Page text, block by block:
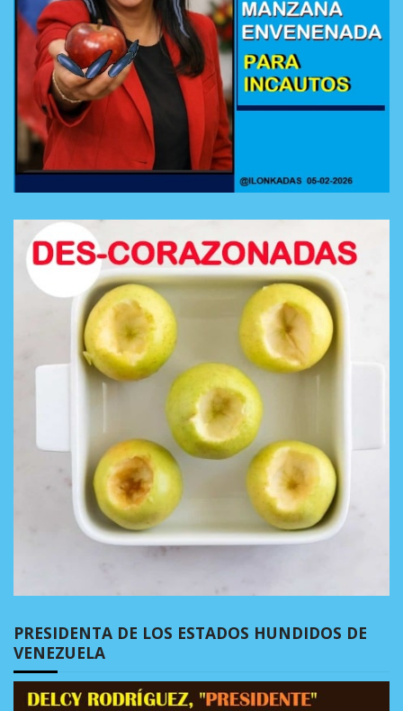
PRESIDENTA DE LOS ESTADOS HUNDIDOS DE
VENEZUELA